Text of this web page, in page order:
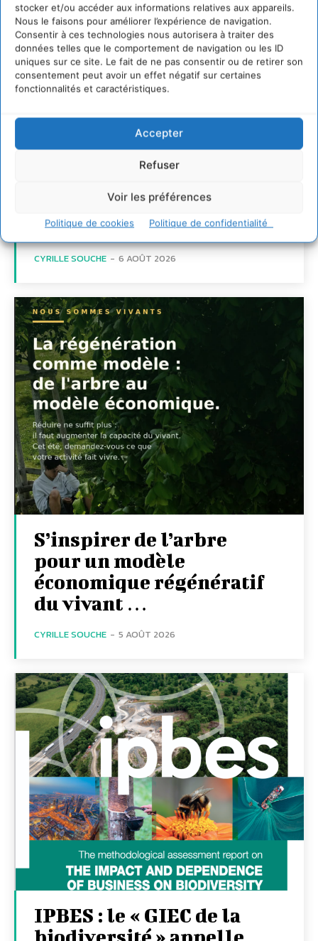
stocker et/ou accéder aux informations relatives aux appareils.
Nous le faisons pour améliorer l’expérience de navigation.
Consentir à ces technologies nous autorisera à traiter des
données telles que le comportement de navigation ou les ID
uniques sur ce site. Le fait de ne pas consentir ou de retirer son
consentement peut avoir un effet négatif sur certaines
fonctionnalités et caractéristiques.
Accepter
Refuser
Voir les préférences
Politique de cookies Politique de confidentialité
Soutenir un
faveur de socio-
écosystèmes résilients
CYRILLE SOUCHE - 6 AOÛT 2026
S’inspirer de l’arbre
pour un modèle
économique régénératif
du vivant …
CYRILLE SOUCHE - 5 AOÛT 2026
IPBES : le « GIEC de la